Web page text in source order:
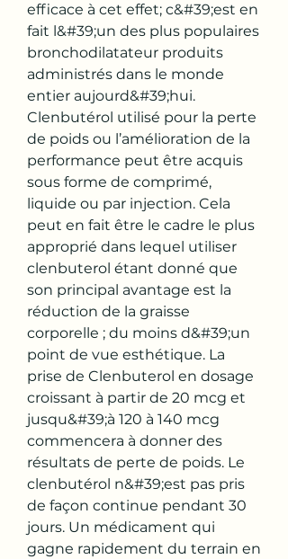
efficace à cet effet; c&#39;est en
fait l&#39;un des plus populaires
bronchodilatateur produits
administrés dans le monde
entier aujourd&#39;hui.
Clenbutérol utilisé pour la perte
de poids ou l’amélioration de la
performance peut être acquis
sous forme de comprimé,
liquide ou par injection. Cela
peut en fait être le cadre le plus
approprié dans lequel utiliser
clenbuterol étant donné que
son principal avantage est la
réduction de la graisse
corporelle ; du moins d&#39;un
point de vue esthétique. La
prise de Clenbuterol en dosage
croissant à partir de 20 mcg et
jusqu&#39;à 120 à 140 mcg
commencera à donner des
résultats de perte de poids. Le
clenbutérol n&#39;est pas pris
de façon continue pendant 30
jours. Un médicament qui
gagne rapidement du terrain en